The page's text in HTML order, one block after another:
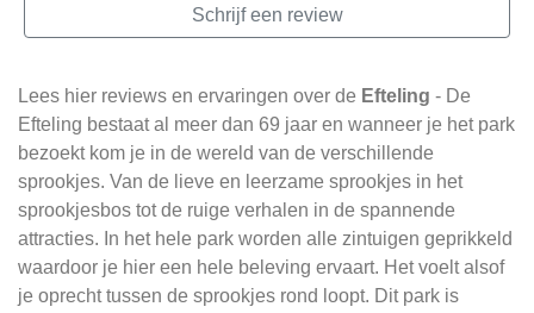
Schrijf een review
Lees hier reviews en ervaringen over de Efteling - De
Efteling bestaat al meer dan 69 jaar en wanneer je het park
bezoekt kom je in de wereld van de verschillende
sprookjes. Van de lieve en leerzame sprookjes in het
sprookjesbos tot de ruige verhalen in de spannende
attracties. In het hele park worden alle zintuigen geprikkeld
waardoor je hier een hele beleving ervaart. Het voelt alsof
je oprecht tussen de sprookjes rond loopt. Dit park is